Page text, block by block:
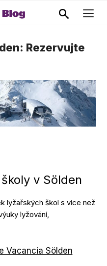
Rezervujte
v Sölden
lyžařských škol s více než
lyžování,
Vacancia Sölden